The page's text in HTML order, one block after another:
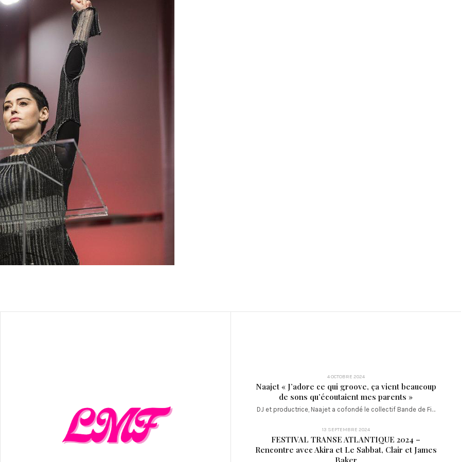
4 OCTOBRE 2024
Naajet « J’adore ce qui groove, ça vient beaucoup
de sons qu’écoutaient mes parents »
DJ et productrice, Naajet a cofondé le collectif Bande de Fi…
13 SEPTEMBRE 2024
FESTIVAL TRANSE ATLANTIQUE 2024 –
Rencontre avec Akira et Le Sabbat, Clair et James
Baker